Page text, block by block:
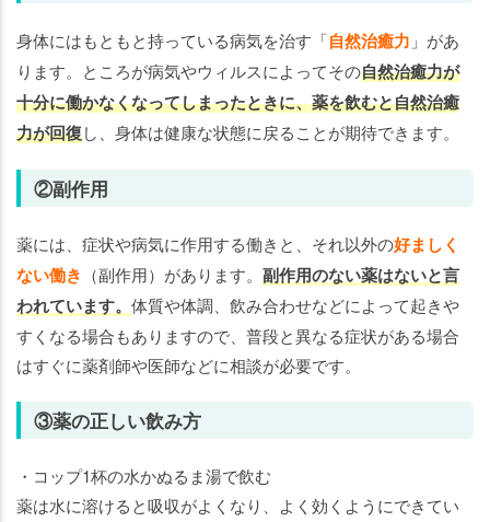
身体にはもともと持っている病気を治す「自然治癒力 」があ
ります。ところが病気やウィルスによってその自然治癒力が
十分に働かなくなってしまったときに、薬を飲むと自然治癒
力が回復し、身体は健康な状態に戻ることが期待できます。
②副作用
薬には、症状や病気に作用する働きと、それ以外の好ましく
ない働き （副作用）があります。 副作用のない薬はないと言
われています。 体質や体調、飲み合わせなどによって起きや
すくなる場合もありますので、普段と異なる症状がある場合
はすぐに薬剤師や医師などに相談が必要です。
③薬の正しい飲み方
・コップ1杯の水かぬるま湯で飲む
薬は水に溶けると吸収がよくなり、よく効くようにできてい